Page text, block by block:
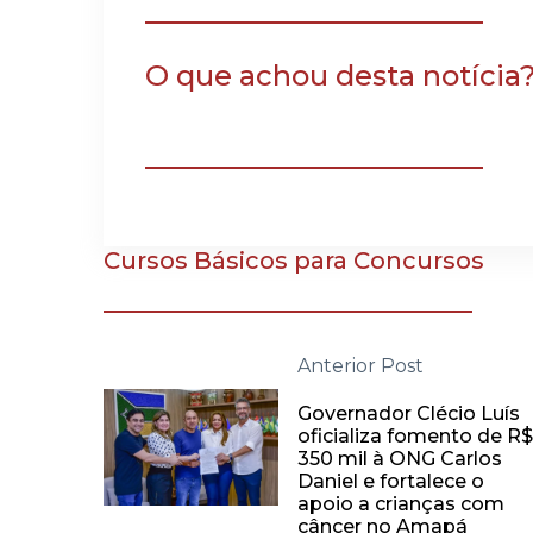
O que achou desta
Cursos Básicos para Concursos
Anterior Post
Governador Clécio Luís
oficializa fomento de R$
350 mil à ONG Carlos
Daniel e fortalece o
apoio a crianças com
câncer no Amapá